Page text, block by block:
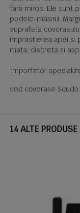
fara miros. Ele sunt
podelei masinii.
suprafata
imprastierea apei si
mata, discreta si
Importator
cod covorase Scudo
14 ALTE